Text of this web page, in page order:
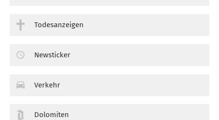
Todesanzeigen
Newsticker
Verkehr
Dolomiten